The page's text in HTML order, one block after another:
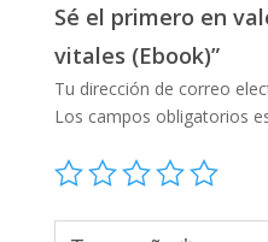
Sé el primero en
vitales (Ebook)”
Tu dirección de correo
Los campos obligatorios